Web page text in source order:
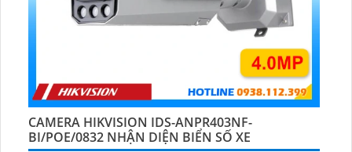
CAMERA HIKVISION IDS-ANPR403NF-
BI/POE/0832 NHẬN DIỆN BIỂN SỐ XE